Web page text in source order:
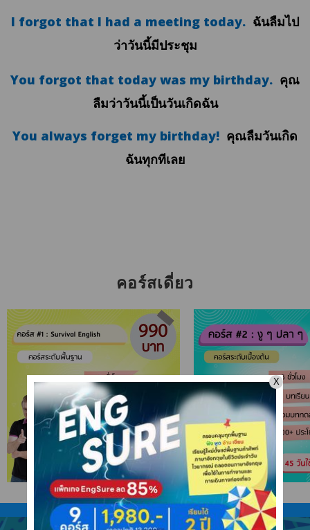
I forgot that I had a meeting today. ฉันลืมไป
ว่าวันนี้มีประชุม
You forgot that today was my birthday. คุณ
ลืมว่าวันนี้เป็นวันเกิดฉัน
You always forget my birthday! คุณลืมวันเกิด
ฉันทุกทีเลย
คอร์สเดี่ยว